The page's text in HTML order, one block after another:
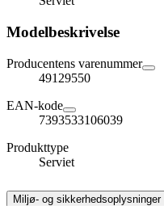
Modelbeskrivelse
Producentens varenummer
49129550
EAN-kode
7393533106039
Produkttype
Serviet
Miljø- og sikkerhedsoplysninger